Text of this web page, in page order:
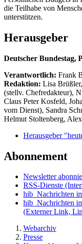
die Teilhabe von
unterstützen.
Herausgeber
Deutscher Bundestag,
Verantwortlich: Frank
Redaktion: Lisa
(stellv. Chefredakteur),
Claus Peter Kosfeld,
vom Dienst), Sandra
Helmut Stoltenberg,
Herausgeber
Abonnement
Newsletter
RSS-Dienste
hib_Nachrichten
hib_Nachrichten
(Externer Link,
Webarchiv
Presse